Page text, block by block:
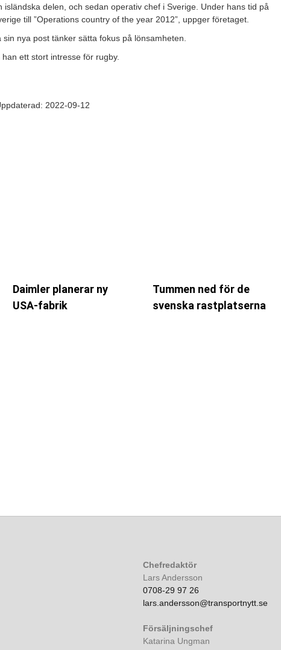
delen, och sedan operativ chef i Sverige. Under hans tid på
till ”Operations country of the year 2012”, uppger företaget.
nya post tänker sätta fokus på lönsamheten.
ett stort intresse för rugby.
2022-09-12
Daimler planerar ny
USA-fabrik
Tummen ned för de
svenska rastplatserna
Chefredaktör
Lars Andersson
0708-29 97 26
lars.andersson@transportnytt.se
Försäljningschef
Katarina Ungman